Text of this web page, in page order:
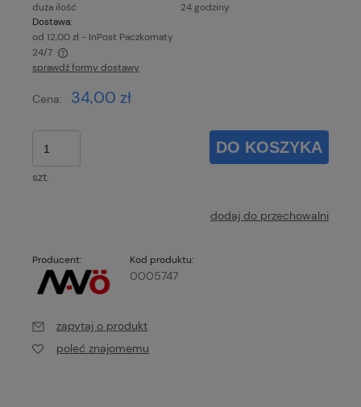
duża ilość
24 godziny
Dostawa:
od 12,00 zł - InPost Paczkomaty
24/7
Cena nie zawiera ewentualnych kosztów płatności
sprawdź formy dostawy
Cena: 34,00 zł
szt.
DO KOSZYKA
dodaj do przechowalni
Producent: Kod produktu:
0005747
zapytaj o produkt
poleć znajomemu